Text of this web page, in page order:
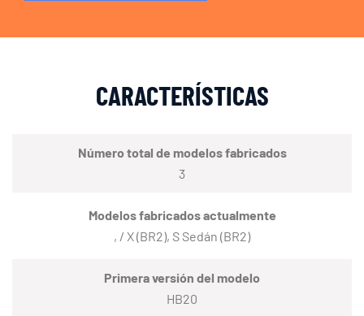
CARACTERÍSTICAS
Número total de modelos fabricados
3
Modelos fabricados actualmente
, / X (BR2), S Sedán (BR2)
Primera versión del modelo
HB20